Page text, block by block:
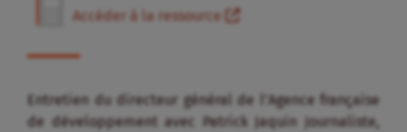
Accéder à la ressource
Entretien du directeur général de l’Agence française
de développement avec Patrick Jaquin Journaliste,